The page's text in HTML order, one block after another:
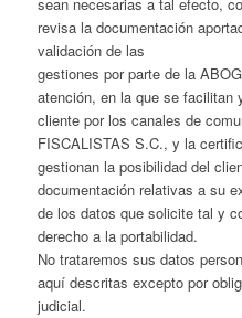
revisa la documentación
validación de las
gestiones por parte de la
atención, en la que se facilitan
cliente por los canales de
FISCALISTAS S.C., y la
gestionan la posibilidad del
documentación relativas a su
de los datos que solicite tal y
derecho a la portabilidad.
No trataremos sus datos
aquí descritas excepto por
judicial.